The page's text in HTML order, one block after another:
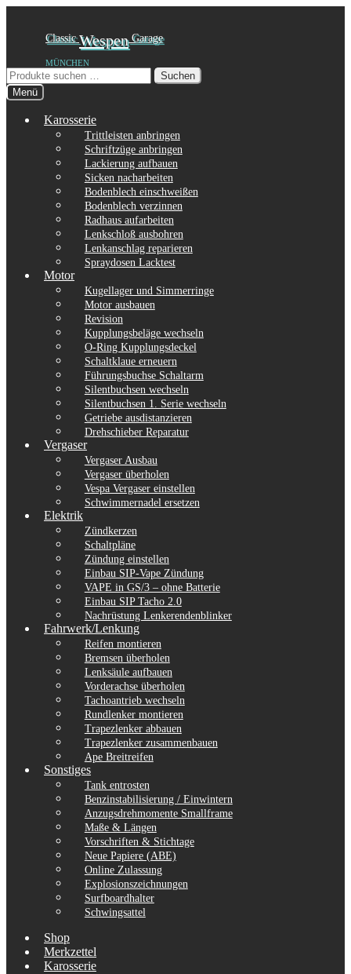
springen
springen
ClassicWespen Garage
MÜNCHEN
Suchen
nach:
Suchen
Menü
Karosserie
Trittleisten anbringen
Schriftzüge anbringen
Lackierung aufbauen
Sicken nacharbeiten
Bodenblech einschweißen
Bodenblech verzinnen
Radhaus aufarbeiten
Lenkschloß ausbohren
Lenkanschlag reparieren
Spraydosen Lacktest
Motor
Kugellager und Simmerringe
Motor ausbauen
Revision
Kupplungsbeläge wechseln
O-Ring Kupplungsdeckel
Schaltklaue erneuern
Führungsbuchse Schaltarm
Silentbuchsen wechseln
Silentbuchsen 1. Serie wechseln
Getriebe ausdistanzieren
Drehschieber Reparatur
Vergaser
Vergaser Ausbau
Vergaser überholen
Vespa Vergaser einstellen
Schwimmernadel ersetzen
Elektrik
Zündkerzen
Schaltpläne
Zündung einstellen
Einbau SIP-Vape Zündung
VAPE in GS/3 – ohne Batterie
Einbau SIP Tacho 2.0
Nachrüstung Lenkerendenblinker
Fahrwerk/Lenkung
Reifen montieren
Bremsen überholen
Lenksäule aufbauen
Vorderachse überholen
Tachoantrieb wechseln
Rundlenker montieren
Trapezlenker abbauen
Trapezlenker zusammenbauen
Ape Breitreifen
Sonstiges
Tank entrosten
Benzinstabilisierung / Einwintern
Anzugsdrehmomente Smallframe
Maße & Längen
Vorschriften & Stichtage
Neue Papiere (ABE)
Online Zulassung
Explosionszeichnungen
Surfboardhalter
Schwingsattel
Shop
Merkzettel
Karosserie